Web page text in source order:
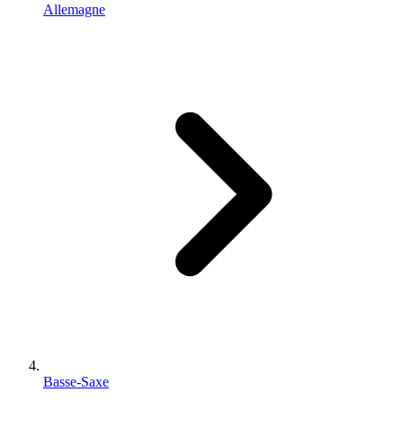
Allemagne
Basse-Saxe